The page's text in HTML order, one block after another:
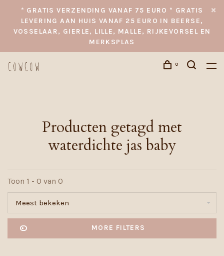
* GRATIS VERZENDING VANAF 75 EURO * GRATIS
LEVERING AAN HUIS VANAF 25 EURO IN BEERSE,
VOSSELAAR, GIERLE, LILLE, MALLE, RIJKEVORSEL EN
MERKSPLAS
0
Producten getagd met
waterdichte jas baby
Toon 1 - 0 van 0
Meest bekeken
MORE FILTERS